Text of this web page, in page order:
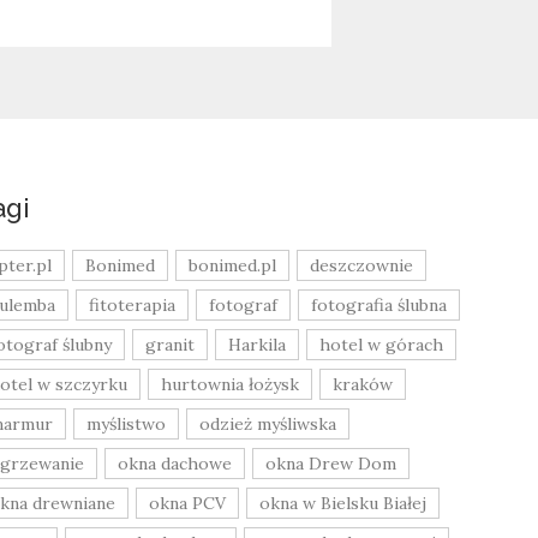
Bonimed bonimed.pl
deszczownie
fitoterapia fotograf
fotografia ślubna
ślubny
granit Harkila
hotel w górach
w szczyrku
hurtownia łożysk
kraków
myślistwo
odzież myśliwska
okna dachowe
okna Drew Dom
drewniane
okna PCV
okna w Bielsku Białej